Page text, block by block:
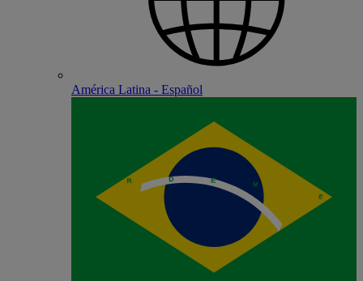
América Latina - Español